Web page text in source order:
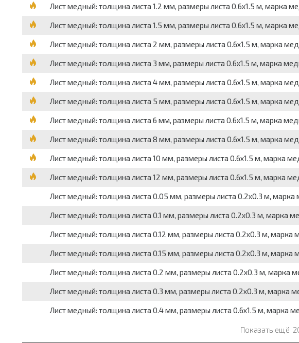
Лист медный: толщина листа 1.2 мм, размеры листа 0.6х1.5 м, марка
Лист медный: толщина листа 1.5 мм, размеры листа 0.6х1.5 м, марка
Лист медный: толщина листа 2 мм, размеры листа 0.6х1.5 м, марка
Лист медный: толщина листа 3 мм, размеры листа 0.6х1.5 м, марка
Лист медный: толщина листа 4 мм, размеры листа 0.6х1.5 м, марка
Лист медный: толщина листа 5 мм, размеры листа 0.6х1.5 м, марка
Лист медный: толщина листа 6 мм, размеры листа 0.6х1.5 м, марка
Лист медный: толщина листа 8 мм, размеры листа 0.6х1.5 м, марка
Лист медный: толщина листа 10 мм, размеры листа 0.6х1.5 м, марка
Лист медный: толщина листа 12 мм, размеры листа 0.6х1.5 м, марка
Лист медный: толщина листа 0.05 мм, размеры листа 0.2х0.3 м, марка
Лист медный: толщина листа 0.1 мм, размеры листа 0.2х0.3 м, марка
Лист медный: толщина листа 0.12 мм, размеры листа 0.2х0.3 м, марка
Лист медный: толщина листа 0.15 мм, размеры листа 0.2х0.3 м, марка
Лист медный: толщина листа 0.2 мм, размеры листа 0.2х0.3 м, марка
Лист медный: толщина листа 0.3 мм, размеры листа 0.2х0.3 м, марка
Лист медный: толщина листа 0.4 мм, размеры листа 0.6х1.5 м, марка
Показать ещё